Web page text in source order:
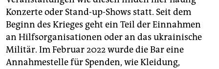
Konzerte oder Stand-up-Shows statt. Seit dem
Beginn des Krieges geht ein Teil der Einnahmen
an Hilfsorganisationen oder an das ukrainische
Militär. Im Februar 2022 wurde die Bar eine
Annahmestelle für Spenden, wie Kleidung,